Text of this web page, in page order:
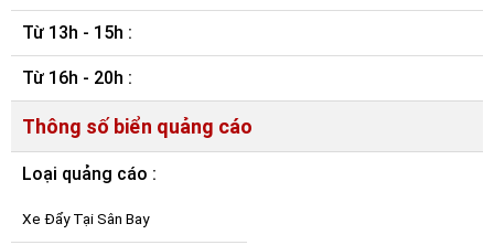
Từ 13h - 15h :
Từ 16h - 20h :
Thông số biển quảng cáo
Loại quảng cáo :
Xe Đẩy Tại Sân Bay